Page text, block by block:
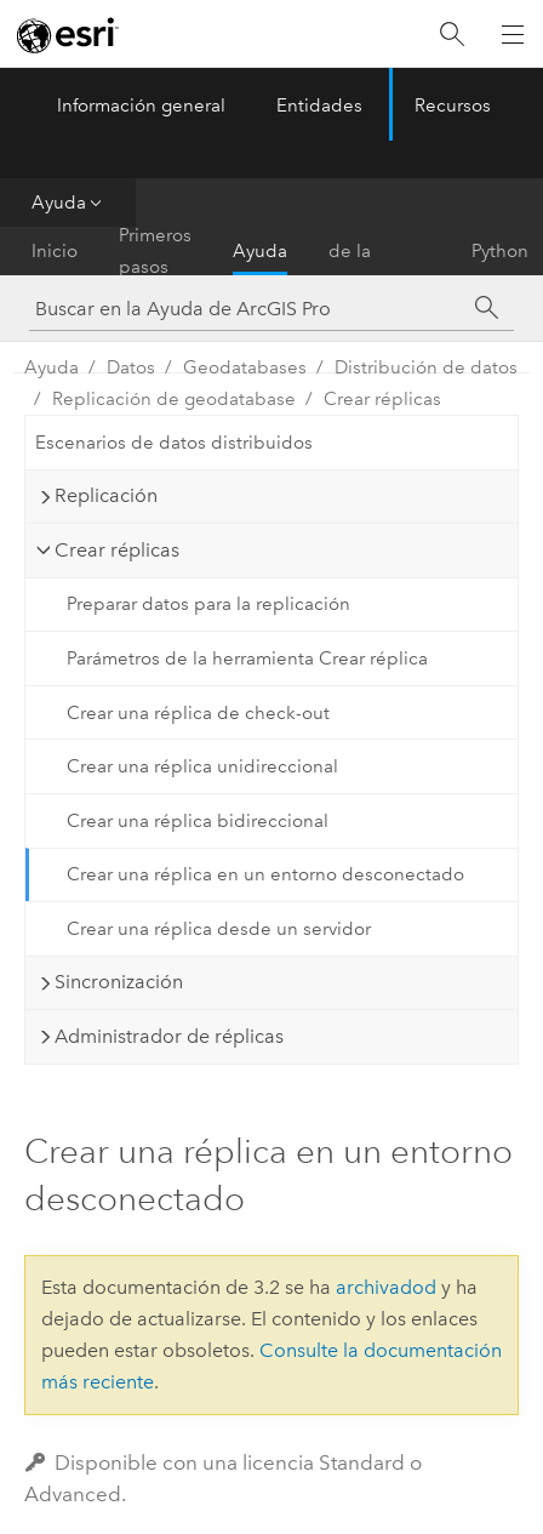
ArcGIS Pro Menu
Información general Entidades Recursos
Ayuda
Inicio
Primeros
pasos
Ayuda
de la
herramienta
Python
Ayuda Datos Geodatabases
Distribución de datos
Replicación de geodatabase
Crear réplicas
Escenarios de datos distribuidos
Replicación
Crear réplicas
Preparar datos para la replicación
Parámetros de la herramienta Crear réplica
Crear una réplica de check-out
Crear una réplica unidireccional
Crear una réplica bidireccional
Crear una réplica en un entorno desconectado
Crear una réplica desde un servidor
Sincronización
Administrador de réplicas
Crear una réplica en un entorno
desconectado
Esta documentación de 3.2 se ha archivadod y ha
dejado de actualizarse. El contenido y los enlaces
pueden estar obsoletos. Consulte la documentación
más reciente.
Disponible con una licencia Standard o
Advanced.